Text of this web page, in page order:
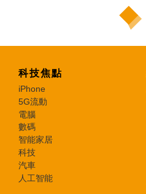
科技焦點
iPhone
5G流動
電腦
數碼
智能家居
科技
汽車
人工智能